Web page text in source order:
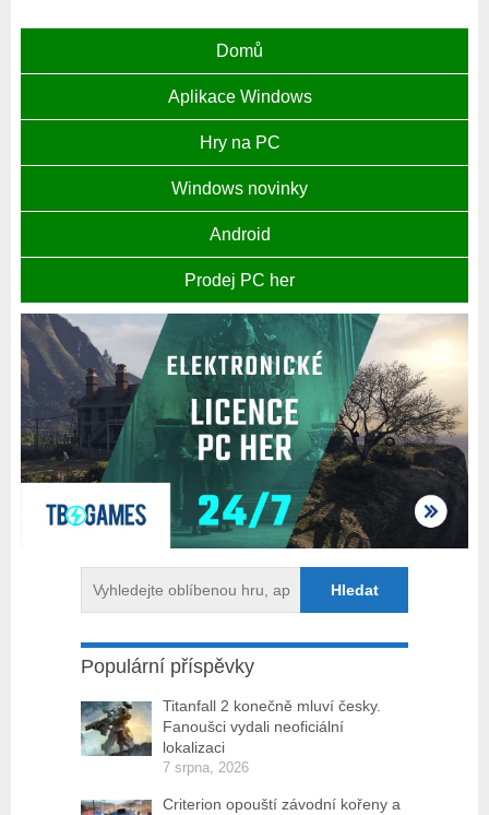
Domů
Aplikace Windows
Hry na PC
Windows novinky
Android
Prodej PC her
Populární příspěvky
Titanfall 2 konečně mluví česky.
Fanoušci vydali neoficiální
lokalizaci
7 srpna, 2026
Criterion opouští závodní kořeny a